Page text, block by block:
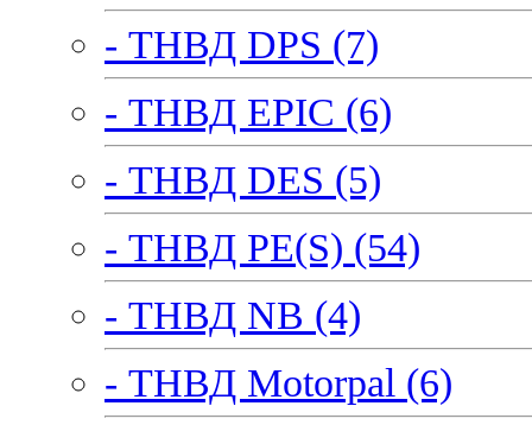
- ТНВД DPS (7)
- ТНВД EPIC (6)
- ТНВД DES (5)
- ТНВД PE(S) (54)
- ТНВД NB (4)
- ТНВД Motorpal (6)